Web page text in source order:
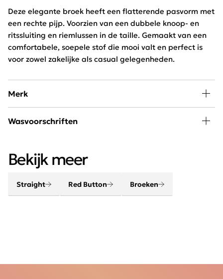
Deze elegante broek heeft een flatterende pasvorm met
een rechte pijp. Voorzien van een dubbele knoop- en
ritssluiting en riemlussen in de taille. Gemaakt van een
comfortabele, soepele stof die mooi valt en perfect is
voor zowel zakelijke als casual gelegenheden.
Merk
De jeans en broeken van Red Button worden
ervoor dat de broeken naast erg comfortabel ook nog
eens erg mooi zitten.
Wasvoorschriften
Bekijk meer
Straight Red Button Broeken